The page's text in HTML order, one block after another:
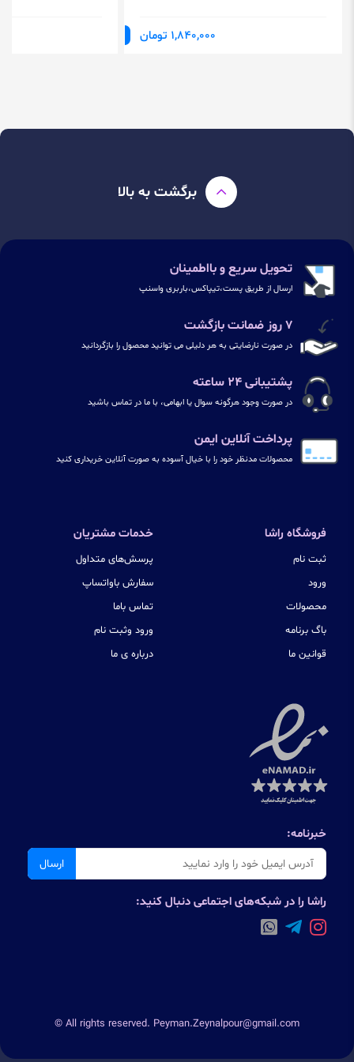
1,840,000 تومان
برگشت به بالا
تحویل سریع و بااطمینان
ارسال از طریق پست،تیپاکس،باربری واسنپ
۷ روز ضمانت بازگشت
در صورت نارضایتی به هر دلیلی می توانید محصول را بازگردانید
پشتیبانی ۲۴ ساعته
در صورت وجود هرگونه سوال یا ابهامی، با ما در تماس باشید
پرداخت آنلاین ایمن
محصولات مدنظر خود را با خیال آسوده به صورت آنلاین خریداری کنید
فروشگاه راشا
ثبت نام
ورود
محصولات
باگ برنامه
قوانین ما
خدمات مشتریان
پرسش‌های متداول
سفارش باواتساپ
تماس باما
ورود وثبت نام
درباره ی ما
خبرنامه:
ارسال
راشا را در شبکه‌های اجتماعی دنبال کنید:
© All rights reserved. Peyman.Zeynalpour@gmail.com